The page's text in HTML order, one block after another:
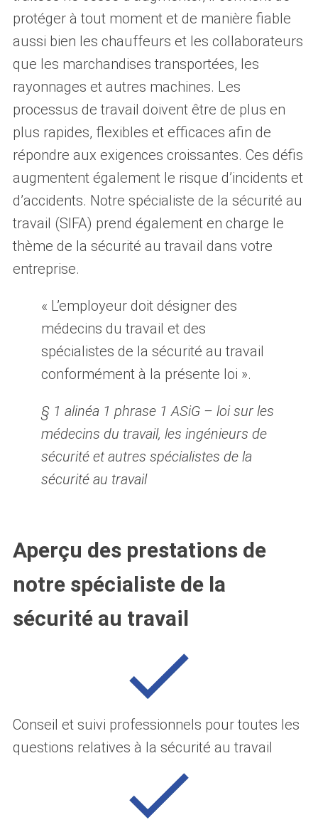
protéger à tout moment et de manière fiable
aussi bien les chauffeurs et les collaborateurs
que les marchandises transportées, les
rayonnages et autres machines. Les
processus de travail doivent être de plus en
plus rapides, flexibles et efficaces afin de
répondre aux exigences croissantes. Ces défis
augmentent également le risque d’incidents et
d’accidents. Notre spécialiste de la sécurité au
travail (SIFA) prend également en charge le
thème de la sécurité au travail dans votre
entreprise.
« L’employeur doit désigner des
médecins du travail et des
spécialistes de la sécurité au travail
conformément à la présente loi ».
§ 1 alinéa 1 phrase 1 ASiG – loi sur les
médecins du travail, les ingénieurs de
sécurité et autres spécialistes de la
sécurité au travail
Aperçu des prestations de
notre spécialiste de la
sécurité au travail
Conseil et suivi professionnels pour toutes les
questions relatives à la sécurité au travail